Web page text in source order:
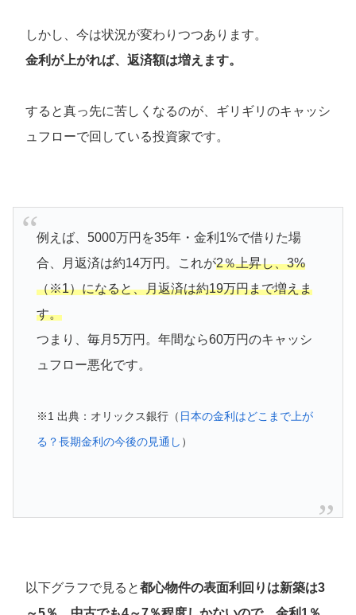
しかし、今は状況が変わりつつあります。
金利が上がれば、返済額は増えます。
すると真っ先に苦しくなるのが、ギリギリのキャッシ
ュフローで回している投資家です。
例えば、5000万円を35年・金利1%で借りた場
合、月返済は約14万円。これが2％上昇し、3%
（※1）になると、月返済は約19万円まで増えま
す。
つまり、毎月5万円。年間なら60万円のキャッシ
ュフロー悪化です。
※1 出典：オリックス銀行（ 日本の金利はどこまで上が
る？長期金利の今後の見通し ）
以下グラフで見ると都心物件の表面利回りは新築は3